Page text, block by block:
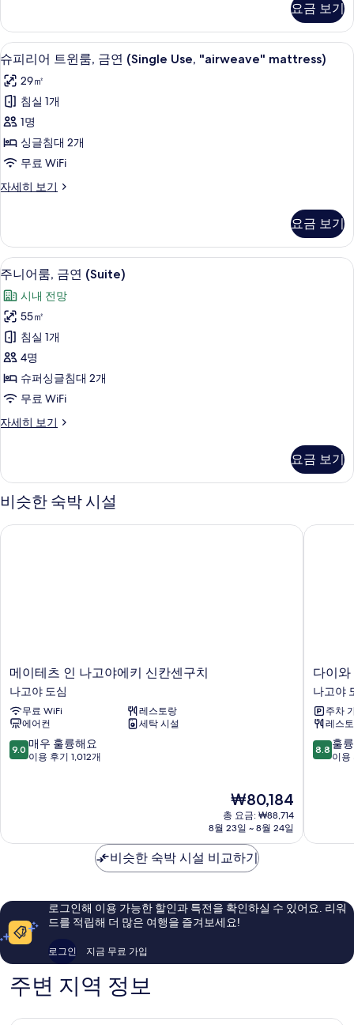
(Single
Use,
"airweave"
mattress)
사
진
모
두
기
트
윈
룸,
흡
연
(Single
Use,
"airweave"
mattress)
자
세
히
요금 보기
슈
피
리
어
트
윈
금
(Single
Use,
"airweave"
mattress)
사
진
모
두
보
고급 침구, 암막 커튼, 방음 설비, 다리
9
슈피리어 트윈룸, 금연 (Single Use, "airweave" mattress)
29㎡
침실 1개
1명
싱글침대 2개
무료 WiFi
자세히 보기
슈
트
윈
룸,
금
연
(Single
Use,
"airweave"
mattress)
자
세
히
기
요금 보기
주
니
어
룸,
금
연
(Suite)
사
진
두
기
주니어룸, 금연 (Suite) | 고급 침구, 암
6
주니어룸, 금연 (Suite)
시내 전망
55㎡
침실 1개
4명
슈퍼싱글침대 2개
무료 WiFi
자세히 보기
주
금
연
(Suite)
세
요금 보기
비슷한 숙박 시설
메
이
테
츠
인
나
고
센
고
도
심
메이테츠 인 나고야에키 신칸센구치
나고야 도심
무료 WiFi
레스토랑
에어컨
세탁 시설
10
점
매
해
이
용
1,012
9.0 매우 훌륭해요
이용 후기 1,012개
현
재
요
₩80,184
₩80,184
총 요금: ₩88,714
8월 23일 ~ 8월 24일
메이테츠 인 나고야에키 신칸센구치
다
이
와
로
이
넷
호
이
사
이
다이
나고야
주차
레스
10
점
훌
이
용
8.8 훌
이용
다이와
비슷한 숙박 시설 비교하기
로그인해 이용 가능한 할인과 특전을 확인하실 수 있어요. 리워
드를 적립해 더 많은 여행을 즐겨보세요!
로그인 지금 무료 가입
주변 지역 정보